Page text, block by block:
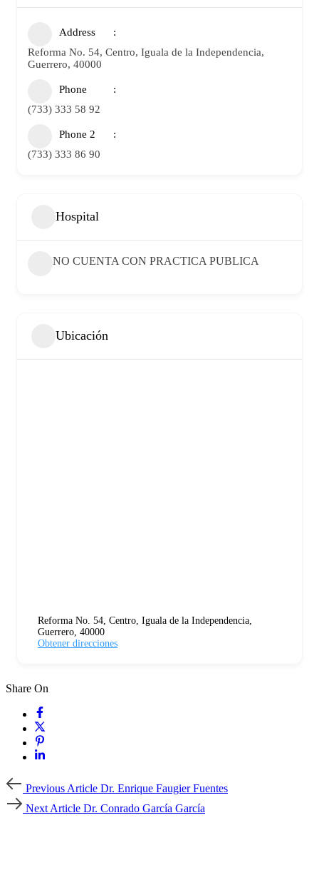
Address
Reforma No. 54, Centro, Iguala de la Independencia,
Guerrero, 40000
Phone
(733) 333 58 92
Phone 2
(733) 333 86 90
Hospital
NO CUENTA CON PRACTICA PUBLICA
Ubicación
Reforma No. 54, Centro, Iguala de la Independencia,
Guerrero, 40000
Obtener direcciones
Share On
Previous
ArticlePrevious Article Dr. Enrique Faugier Fuentes
Next
ArticleNext Article Dr. Conrado García García